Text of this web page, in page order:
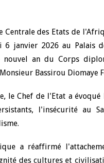
Centrale des Etats de
janvier 2026 au Palais
an du Corps
Bassirou Diomaye
le Chef de l'Etat a
l'insécurité au
a réaffirmé
des cultures et